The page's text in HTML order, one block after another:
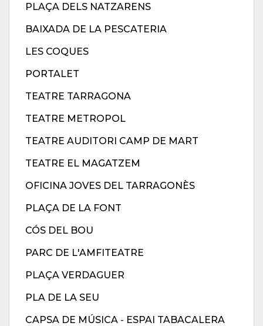
PLAÇA DELS NATZARENS
BAIXADA DE LA PESCATERIA
LES COQUES
PORTALET
TEATRE TARRAGONA
TEATRE METROPOL
TEATRE AUDITORI CAMP DE MART
TEATRE EL MAGATZEM
OFICINA JOVES DEL TARRAGONÈS
PLAÇA DE LA FONT
CÓS DEL BOU
PARC DE L'AMFITEATRE
PLAÇA VERDAGUER
PLA DE LA SEU
CAPSA DE MÚSICA - ESPAI TABACALERA